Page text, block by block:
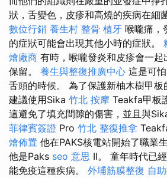
狀，舌變色，皮疹和高燒的疾病在細
數位行銷 養生村 整骨 植牙 喉嚨痛，
的症狀可能會出現其他小時的症狀。
燴廠商 有時，喉嚨發炎和皮疹會一起
保留。 養生與整復推廣中心 這是可
舌頭的時候。 為了保護新柚木樹甲板
建議使用Sika 竹北 按摩 Teakfa甲板
這避免了填充間隙的傷害，並且與
菲律賓簽證 Pro 竹北 整復推拿
燴佈置 他在PAKS核電站開始了職業
他是Paks seo 意思 II。 童年時代已
能免疫這種疾病。 外埔筋膜整復 自